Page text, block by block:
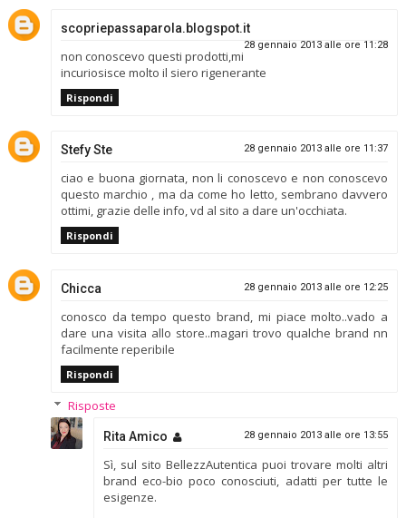
scopriepassaparola.blogspot.it
28 gennaio 2013 alle ore 11:28
non conoscevo questi prodotti,mi
incuriosisce molto il siero rigenerante
Rispondi
Stefy Ste 28 gennaio 2013 alle ore 11:37
ciao e buona giornata, non li conoscevo e non conoscevo
questo marchio , ma da come ho letto, sembrano davvero
ottimi, grazie delle info, vd al sito a dare un'occhiata.
Rispondi
Chicca 28 gennaio 2013 alle ore 12:25
conosco da tempo questo brand, mi piace molto..vado a
dare una visita allo store..magari trovo qualche brand nn
facilmente reperibile
Rispondi
Risposte
Rita Amico 28 gennaio 2013 alle ore 13:55
Sì, sul sito BellezzAutentica puoi trovare molti altri
brand eco-bio poco conosciuti, adatti per tutte le
esigenze.